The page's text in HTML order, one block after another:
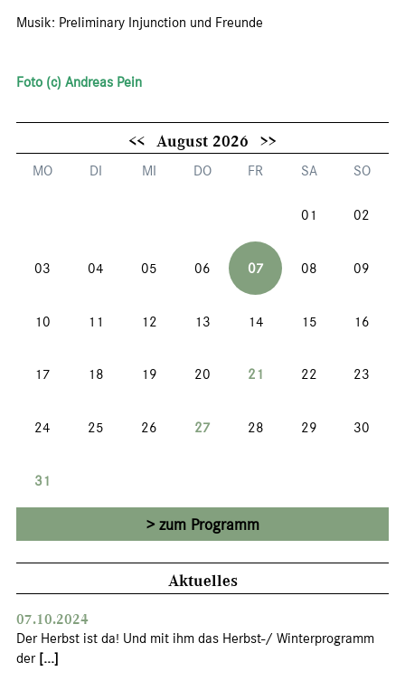
Musik: Preliminary Injunction und Freunde
Foto (c) Andreas Pein
<< August 2026 >>
MO DI MI DO FR SA SO
01 02
03 04 05 06 07 08 09
10 11 12 13 14 15 16
17 18 19 20 21 22 23
24 25 26 27 28 29 30
31
zum Programm
Aktuelles
07.10.2024
Der Herbst ist da! Und mit ihm das Herbst-/ Winterprogramm
der [...]